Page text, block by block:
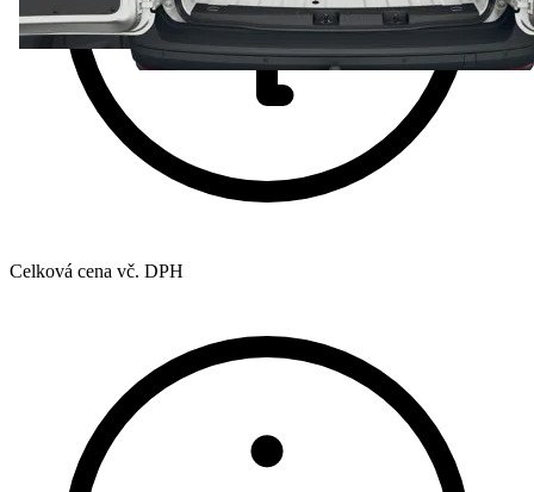
Celková cena vč. DPH